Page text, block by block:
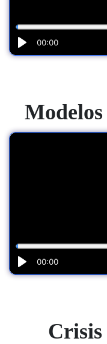
Crisis